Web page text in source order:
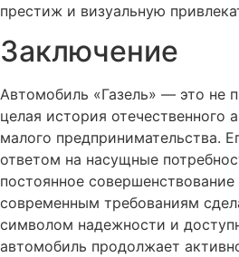
престиж и визуальную
Заключение
Автомобиль «Газель» — это не
целая история отечественного
малого предпринимательства.
ответом на насущные
постоянное
современным требованиям
символом надежности и
автомобиль продолжает